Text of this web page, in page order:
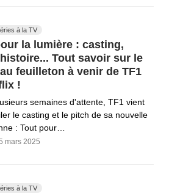
à la TV
la lumière : casting,
Tout savoir sur le
feuilleton à venir de TF1
!
semaines d'attente, TF1 vient
le casting et le pitch de sa nouvelle
: Tout pour…
mars 2025
à la TV